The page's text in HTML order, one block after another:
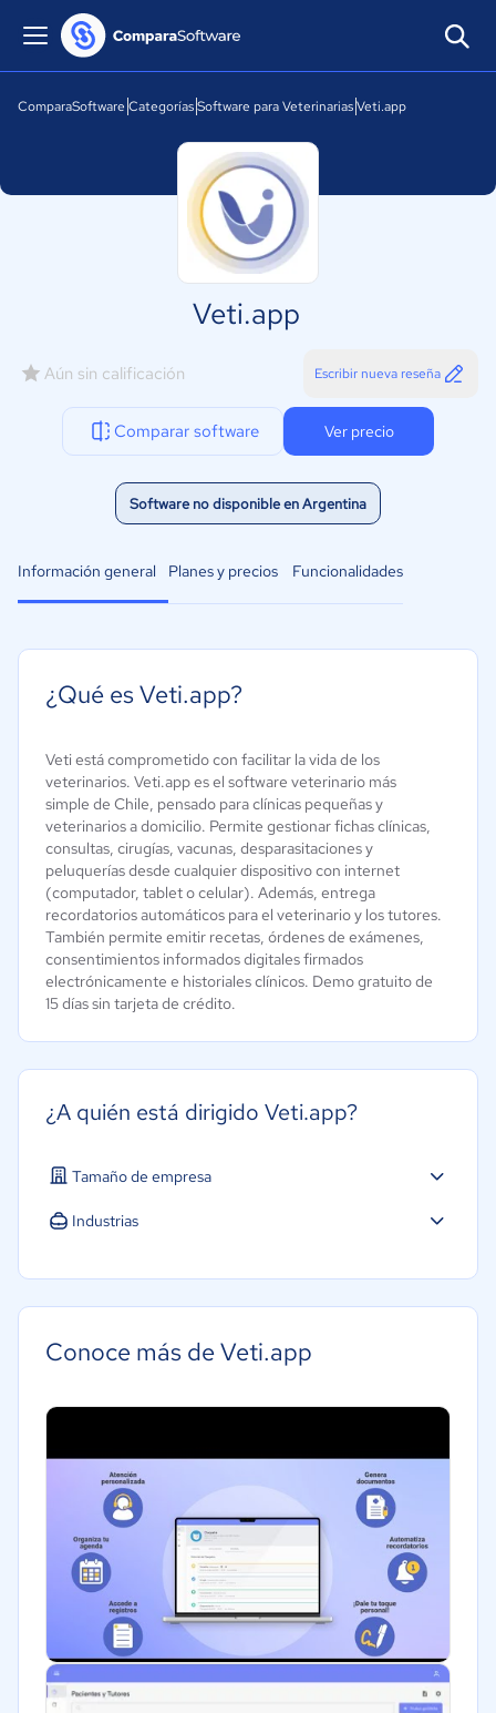
ComparaSoftware CategoríasSoftware para VeterinariasVeti.app
Veti.app
Aún sin calificación Escribir nueva reseña
Comparar software Ver precio
Software no disponible en Argentina
Información general Planes y precios Funcionalidades
¿Qué es Veti.app?
Veti está comprometido con facilitar la vida de los
veterinarios. Veti.app es el software veterinario más
simple de Chile, pensado para clínicas pequeñas y
veterinarios a domicilio. Permite gestionar fichas clínicas,
consultas, cirugías, vacunas, desparasitaciones y
peluquerías desde cualquier dispositivo con internet
(computador, tablet o celular). Además, entrega
recordatorios automáticos para el veterinario y los tutores.
También permite emitir recetas, órdenes de exámenes,
consentimientos informados digitales firmados
electrónicamente e historiales clínicos. Demo gratuito de
15 días sin tarjeta de crédito.
¿A quién está dirigido Veti.app?
Tamaño de empresa
Micro: 1 a 9 trabajadores
Industrias
Conoce más de Veti.app